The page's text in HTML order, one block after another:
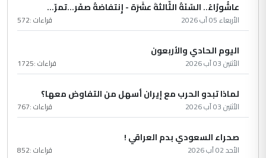
عاشُورْاءُ.. السّنَةُ الثّالثةَ عشَرَة - إِنتفاضةُ صفَر…تمرّ...
الأربعاء 05 آب 2026 قراءات :572
اليوم الحادي والأربعون
الأثنين 03 آب 2026 قراءات :1725
لماذا تبدو الحرب مع إيران أسهل من التفاوض معها؟
الأثنين 03 آب 2026 قراءات :767
صحراء السعودي بدم العراقي !
الأحد 02 آب 2026 قراءات :852